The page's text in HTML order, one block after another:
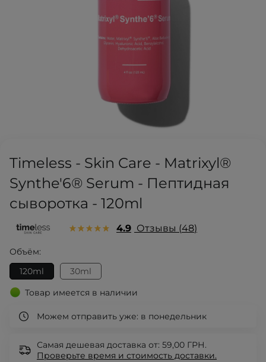
Timeless - Skin Care - Matrixyl®
Synthe'6® Serum - Пептидная
сыворотка - 120ml
4.9 Отзывы 48
Объём:
120ml
30ml
Товар имеется в наличии
Можем отправить уже: в понедельник
Самая дешевая доставка от: 59,00 ГРН.
Проверьте время и стоимость доставки.